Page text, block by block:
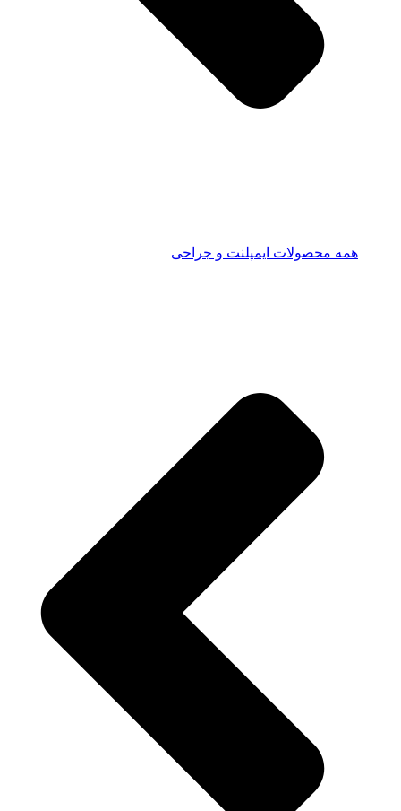
همه محصولات ایمپلنت و جراحی